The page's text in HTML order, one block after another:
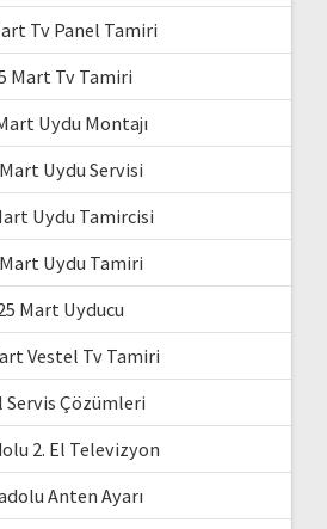
Tv Panel Tamiri
Mart Tv Tamiri
Uydu Montajı
Uydu Servisi
Uydu Tamircisi
Uydu Tamiri
Mart Uyducu
Vestel Tv Tamiri
Servis Çözümleri
2. El Televizyon
Anten Ayarı